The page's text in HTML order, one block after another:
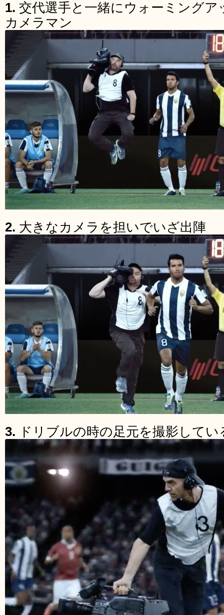
1. 交代選手と一緒にウォーミング
カメラマン
2. 大きなカメラを担いでいざ出陣
3. ドリブルの時の足元を撮影して